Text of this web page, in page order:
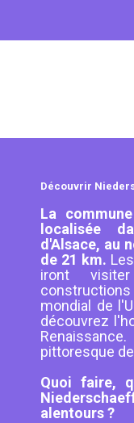
Découvrir
La
localisée
d'Alsace, au
de 21 km.
iront
mondial de
découvrez
pittoresque
Quoi faire,
alentours ?